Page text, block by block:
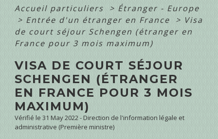
Accueil particuliers > Étranger - Europe
> Entrée d'un étranger en France > Visa
de court séjour Schengen (étranger en
France pour 3 mois maximum)
VISA DE COURT SÉJOUR
SCHENGEN (ÉTRANGER
EN FRANCE POUR 3 MOIS
MAXIMUM)
Vérifié le 31 May 2022 - Direction de l'information légale et
administrative (Première ministre)